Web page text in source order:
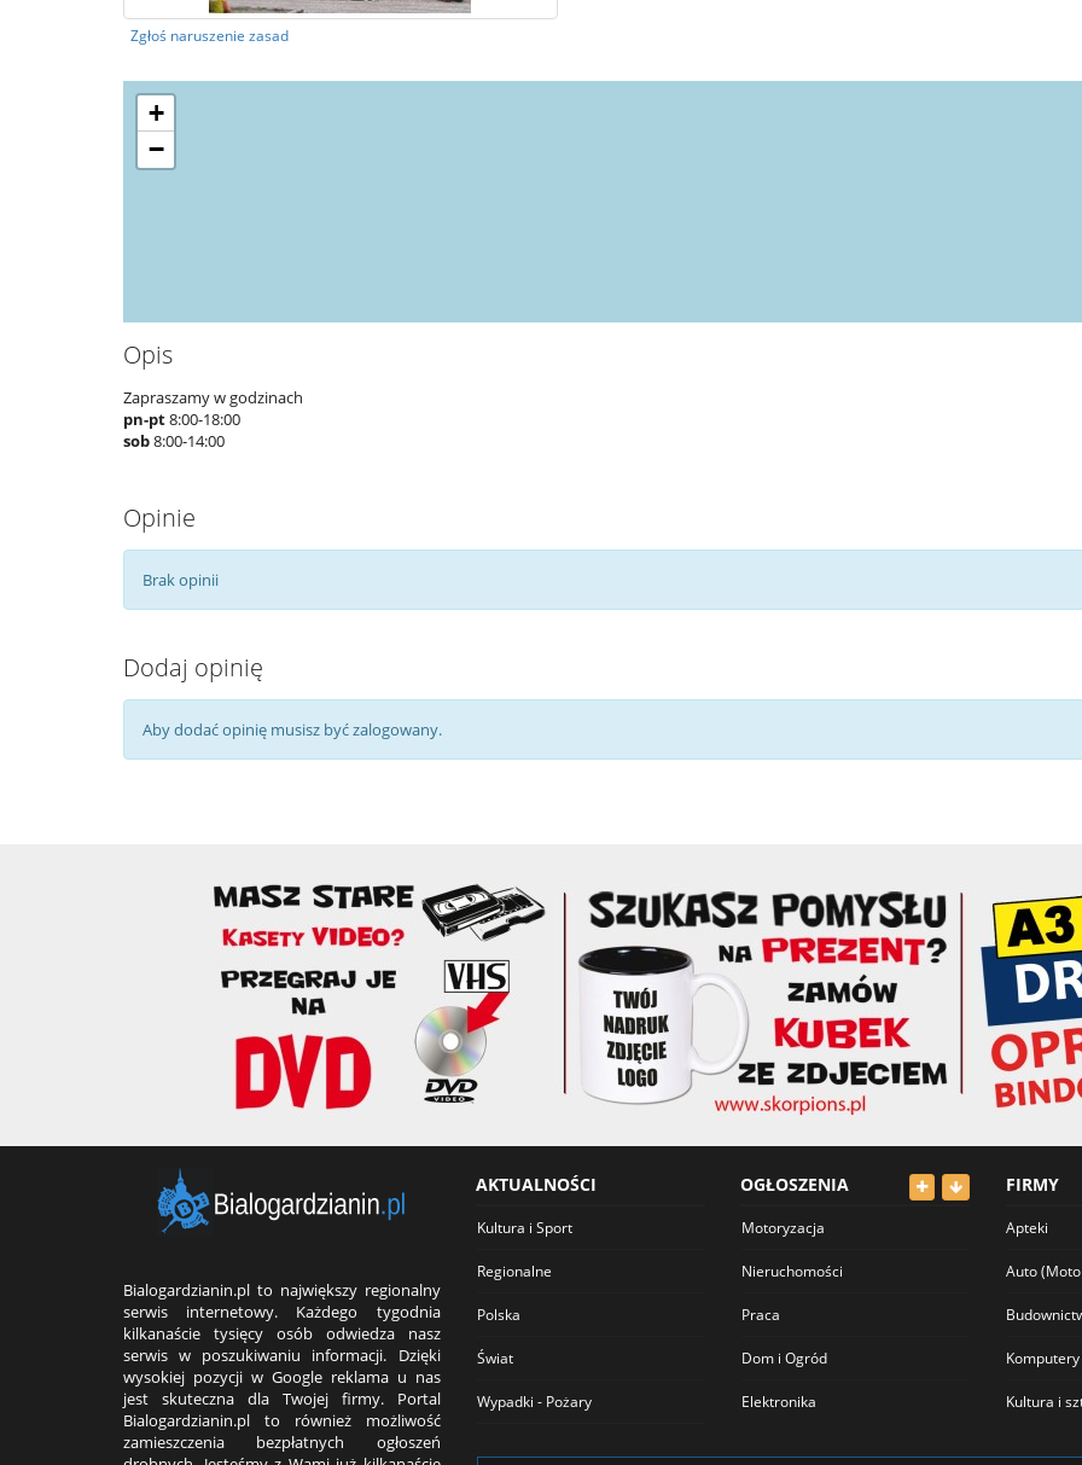
Zgłoś naruszenie zasad
+
−
Opis
Zapraszamy w godzinach
pn-pt8:00-18:00
sob8:00-14:00
Opinie
Brak opinii
Dodaj opinię
Aby dodać opinię musisz być zalogowany.
Bialogardzianin.pl to największy regionalny
serwis internetowy. Każdego tygodnia
kilkanaście tysięcy osób odwiedza nasz
serwis w poszukiwaniu informacji. Dzięki
wysokiej pozycji w Google reklama u nas
jest skuteczna dla Twojej firmy. Portal
Bialogardzianin.pl to również możliwość
zamieszczenia bezpłatnych ogłoszeń
AKTUALNOŚCI
Kultura i Sport
Regionalne
Polska
Świat
Wypadki - Pożary
OGŁOSZENIA
Motoryzacja
Nieruchomości
Praca
Dom i Ogród
Elektronika
FIRMY
Apteki
Auto
Komputery
Kultura i